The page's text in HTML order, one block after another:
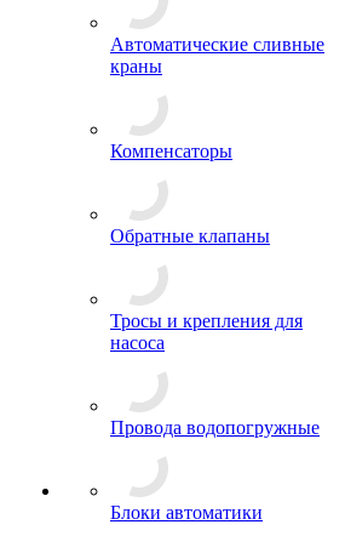
Автоматические сливные
краны
Компенсаторы
Обратные клапаны
Тросы и крепления для
насоса
Провода водопогружные
Блоки автоматики